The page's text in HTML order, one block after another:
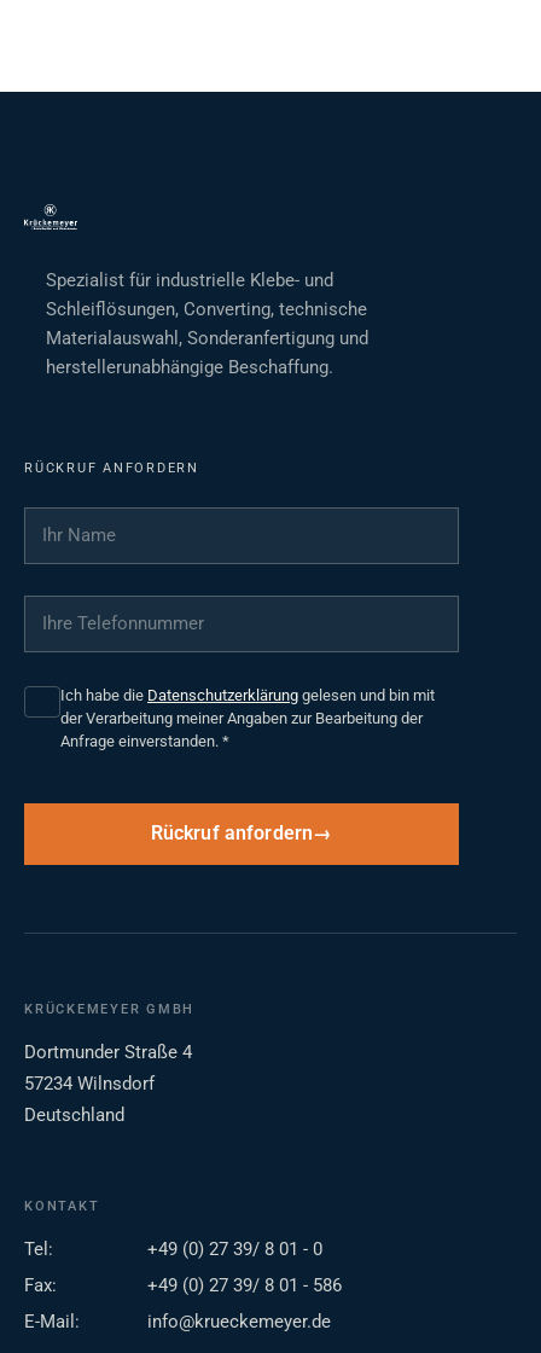
Spezialist für industrielle Klebe- und
Schleiflösungen, Converting, technische
Materialauswahl, Sonderanfertigung und
herstellerunabhängige Beschaffung.
RÜCKRUF ANFORDERN
Ihr Name
Ihre Telefonnummer
Ich habe die Datenschutzerklärung gelesen und bin mit
der Verarbeitung meiner Angaben zur Bearbeitung der
Anfrage einverstanden. *
Rückruf anfordern
KRÜCKEMEYER GMBH
Dortmunder Straße 4
57234 Wilnsdorf
Deutschland
KONTAKT
Tel:
+49 (0) 27 39/ 8 01 - 0
Fax:
+49 (0) 27 39/ 8 01 - 586
E-Mail:
info@krueckemeyer.de